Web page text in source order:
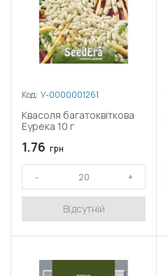
Код: У-0000001261
Квасоля багатоквіткова
Еурека 10 г
1.76 грн
Відсутній